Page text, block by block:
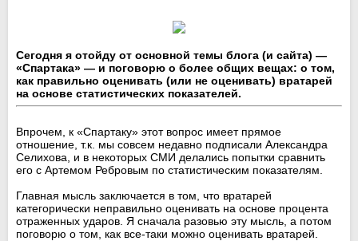
Сегодня я отойду от основной темы блога (и сайта) —
«Спартака» — и поговорю о более общих вещах: о том,
как правильно оценивать (или не оценивать) вратарей
на основе статистических показателей.
Впрочем, к «Спартаку» этот вопрос имеет прямое
отношение, т.к. мы совсем недавно подписали Александра
Селихова, и в некоторых СМИ делались попытки сравнить
его с Артемом Ребровым по статистическим показателям.
Главная мысль заключается в том, что вратарей
категорически неправильно оценивать на основе процента
отраженных ударов. Я сначала разовью эту мысль, а потом
поговорю о том, как все-таки можно оценивать вратарей.